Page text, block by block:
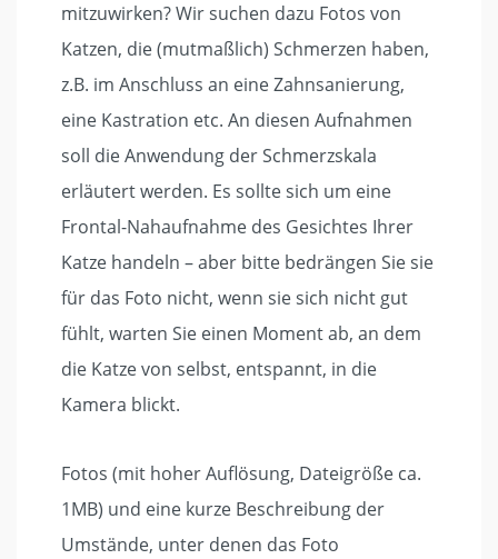
mitzuwirken? Wir suchen dazu Fotos von
Katzen, die (mutmaßlich) Schmerzen haben,
z.B. im Anschluss an eine Zahnsanierung,
eine Kastration etc. An diesen Aufnahmen
soll die Anwendung der Schmerzskala
erläutert werden. Es sollte sich um eine
Frontal-Nahaufnahme des Gesichtes Ihrer
Katze handeln – aber bitte bedrängen Sie sie
für das Foto nicht, wenn sie sich nicht gut
fühlt, warten Sie einen Moment ab, an dem
die Katze von selbst, entspannt, in die
Kamera blickt.
Fotos (mit hoher Auflösung, Dateigröße ca.
1MB) und eine kurze Beschreibung der
Umstände, unter denen das Foto